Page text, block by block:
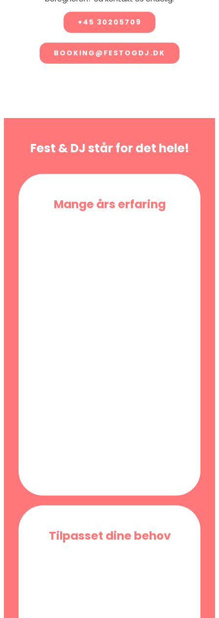
+45 30205709
BOOKING@FESTOGDJ.DK
Fest & DJ står for det hele!
Mange års erfaring
Tilpasset dine behov